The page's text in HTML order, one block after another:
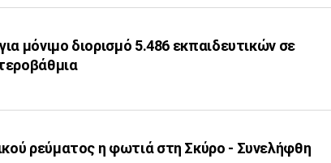
μόνιμο διορισμό 5.486 εκπαιδευτικών σε
ρεύματος η φωτιά στη Σκύρο - Συνελήφθη